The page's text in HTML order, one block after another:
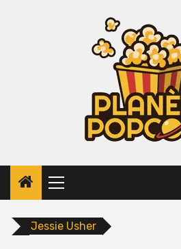
Primary
Menu
Jessie Usher